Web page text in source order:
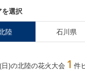
を選択
陸 石川県
)の北陸の花火大会 1 件